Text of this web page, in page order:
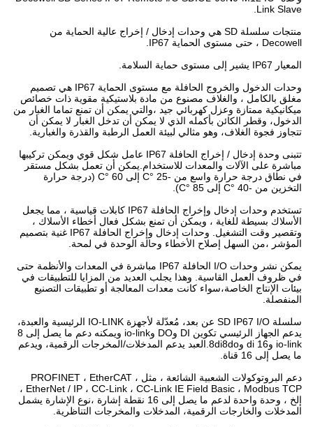
Link Slave.
منتجات سلسلة SD هي وحدات إدخال / إخراج عالية الحماية من
Decowell ، حتى مستوى الحماية IP67.
المعيار IP67 يشير إلى مستوى حماية السلامة.
وحدات الدخول والخروج الحافلة مع مستوى الحماية IP67 هي تصميم
مغلق بالكامل ، والغلاف مصنوع من مادة بلاستيكية مقوية ذات خصائص
ميكانيكية ممتازة وعزل كهربائي جيد ،والتي يمكن أن تمنع تماما الغبار من
الدخول، وقطر الكائن بأكمله الذي لا يمكن أن تدخل الغبار لا يمكن أن
تتجاوز فجوة الغلاف، وهو مثالي لبيئة العمل الرطبة والقذرة والغبارية.
تتبنى وحدة إدخال / إخراج الحافلة IP67 عامل شكل قوي ويمكن تركيبها
مباشرة على الآلات والمعدات للاستخدام.يمكن أن تعمل بشكل مستقر
في نطاق درجة حرارة واسع من -25 °C إلى 60 °C (درجة حرارة
التخزين من -40 °C إلى 85 °C).
تستخدم وحدات إدخال وإخراج الحافلة IP67 كابلات قياسية ، مما يجعل
الأسلاك بسيطة للغاية ، ويمكن أن تمنع بشكل فعال أخطاء الأسلاك ،
وتقصير وقت التشغيل. وحدات إدخال وإخراج الحافلة IP67 غنية بتصميم
المؤشر ،من السهل إصلاح الأخطاء وحالة الوحدة في لمحة.
يمكن نشر وحدات I/O الحافلة IP67 مباشرة في المعدات والأنظمة حتى
في ظروف العمل القاسية. وهذا يجلب العديد من المزايا للتطبيقات في
بيئات الإنتاج الخاصة،سواء كانت معدات المعالجة أو تطبيقات التصنيع
المنفصلة.
سلسلة SD IP67 I/O عن بعد، مُعدّلة لأجهزة IO-LINK الرئيسية والعبدة،
يدعم الجهاز الرئيسي تكوين DI وDO وio-link ويمكنه دعم ما يصل إلى 8
io-link و16 di و8di8do.العبد يدعم المدخلات/المخرجات الرقمية، ويدعم
ما يصل إلى 16 قناة.
دعم البروتوكولات الشعبية الشائعة ، مثل PROFINET ، EtherCAT ،
EtherNet / IP ، CC-Link ، CC-Link IE Field Basic ، Modbus TCP ،
إلخ ، وحدة واحدة لدعم ما يصل إلى 16 نقطة إشارة ،نوع الإشارة يشمل
المدخلات والخارجات الرقمية، المدخلات والمخرجات التناظرية.